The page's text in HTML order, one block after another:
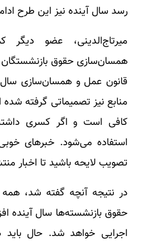
رسد سال آینده نیز این طرح
میرتاج‌الدینی، عضو
همسان‌سازی‌ حقوق
قانون عمل و همسان‌سازی
منابع نیز تصمیماتی گرفته
کافی است و اگر کسری
استفاده می‌شود. خبرهای
تصویب لایحه باشید تا اخبار
در نتیجه آنچه گفته شد،
حقوق بازنشسته‌ها سال آینده
اجرایی خواهد شد. حال